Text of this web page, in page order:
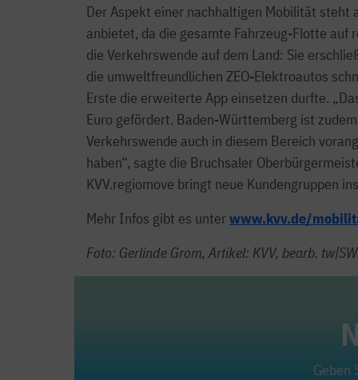
Der Aspekt einer nachhaltigen Mobilität steht
anbietet, da die gesamte Fahrzeug-Flotte auf
die Verkehrswende auf dem Land: Sie
die umweltfreundlichen ZEO-Elektroautos
Erste die erweiterte App einsetzen durfte.
Euro gefördert. Baden-Württemberg ist
Verkehrswende auch in diesem Bereich
haben“, sagte die Bruchsaler
KVV.regiomove bringt neue Kundengruppen
Mehr Infos gibt es unterwww.kvv.de/
Foto: Gerlinde Grom, Artikel: KVV, bearb.
Geben